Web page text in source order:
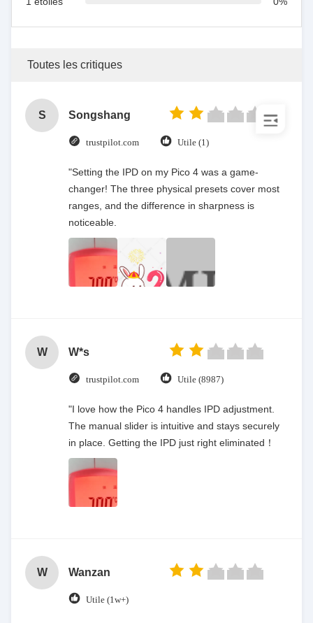
Toutes les critiques
S Songshang
trustpilot.com Utile (1)
"Setting the IPD on my Pico 4 was a game-
changer! The three physical presets cover most
ranges, and the difference in sharpness is
noticeable.
W W*s
trustpilot.com Utile (8987)
"I love how the Pico 4 handles IPD adjustment.
The manual slider is intuitive and stays securely
in place. Getting the IPD just right eliminated！
W Wanzan
Utile (1w+)